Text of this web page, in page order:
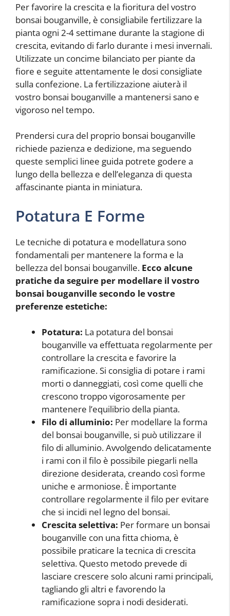
Per favorire la crescita e la fioritura del vostro
bonsai bouganville, è consigliabile fertilizzare la
pianta ogni 2-4 settimane durante la stagione di
crescita, evitando di farlo durante i mesi invernali.
Utilizzate un concime bilanciato per piante da
fiore e seguite attentamente le dosi consigliate
sulla confezione. La fertilizzazione aiuterà il
vostro bonsai bouganville a mantenersi sano e
vigoroso nel tempo.
Prendersi cura del proprio bonsai bouganville
richiede pazienza e dedizione, ma seguendo
queste semplici linee guida potrete godere a
lungo della bellezza e dell’eleganza di questa
affascinante pianta in miniatura.
Potatura E Forme
Le tecniche di potatura e modellatura sono
fondamentali per mantenere la forma e la
bellezza del bonsai bouganville. Ecco alcune
pratiche da seguire per modellare il vostro
bonsai bouganville secondo le vostre
preferenze estetiche:
Potatura: La potatura del bonsai
bouganville va effettuata regolarmente per
controllare la crescita e favorire la
ramificazione. Si consiglia di potare i rami
morti o danneggiati, così come quelli che
crescono troppo vigorosamente per
mantenere l’equilibrio della pianta.
Filo di alluminio: Per modellare la forma
del bonsai bouganville, si può utilizzare il
filo di alluminio. Avvolgendo delicatamente
i rami con il filo è possibile piegarli nella
direzione desiderata, creando così forme
uniche e armoniose. È importante
controllare regolarmente il filo per evitare
che si incidi nel legno del bonsai.
Crescita selettiva: Per formare un bonsai
bouganville con una fitta chioma, è
possibile praticare la tecnica di crescita
selettiva. Questo metodo prevede di
lasciare crescere solo alcuni rami principali,
tagliando gli altri e favorendo la
ramificazione sopra i nodi desiderati.